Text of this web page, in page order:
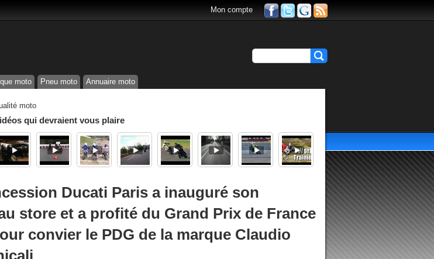
Mon compte
moto Pneu moto Annuaire moto
moto
qui devraient vous plaire
Ducati Paris a inauguré son
store et a profité du Grand Prix de France
convier le PDG de la marque Claudio